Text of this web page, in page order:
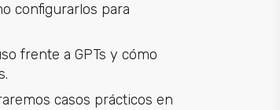
configurarlos para
frente a GPTs y cómo
casos prácticos en